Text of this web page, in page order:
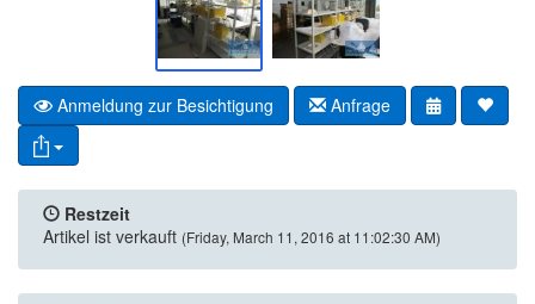
Anmeldung zur Besichtigung Anfrage
Restzeit
Artikel ist verkauft (Friday, March 11, 2016 at 11:02:30 AM)